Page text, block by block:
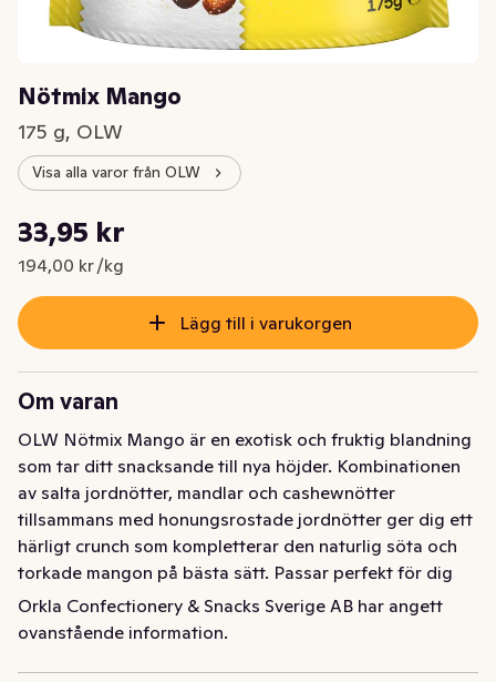
Nötmix Mango
175 g, OLW
Visa alla varor från OLW
Nuvarande pris är: 33,95 kr
33,95 kr
194,00 kr /kg
Styckpris: 194,00 kr /kg
Lägg till i varukorgen
Om varan
OLW Nötmix Mango är en exotisk och fruktig blandning
som tar ditt snacksande till nya höjder. Kombinationen
av salta jordnötter, mandlar och cashewnötter
tillsammans med honungsrostade jordnötter ger dig ett
härligt crunch som kompletterar den naturlig söta och
torkade mangon på bästa sätt. Passar perfekt för dig
som vill ha ett smakfullt mellanmål eller sätta guldkant
på din egen stund.
Orkla Confectionery & Snacks Sverige AB har angett
ovanstående information.